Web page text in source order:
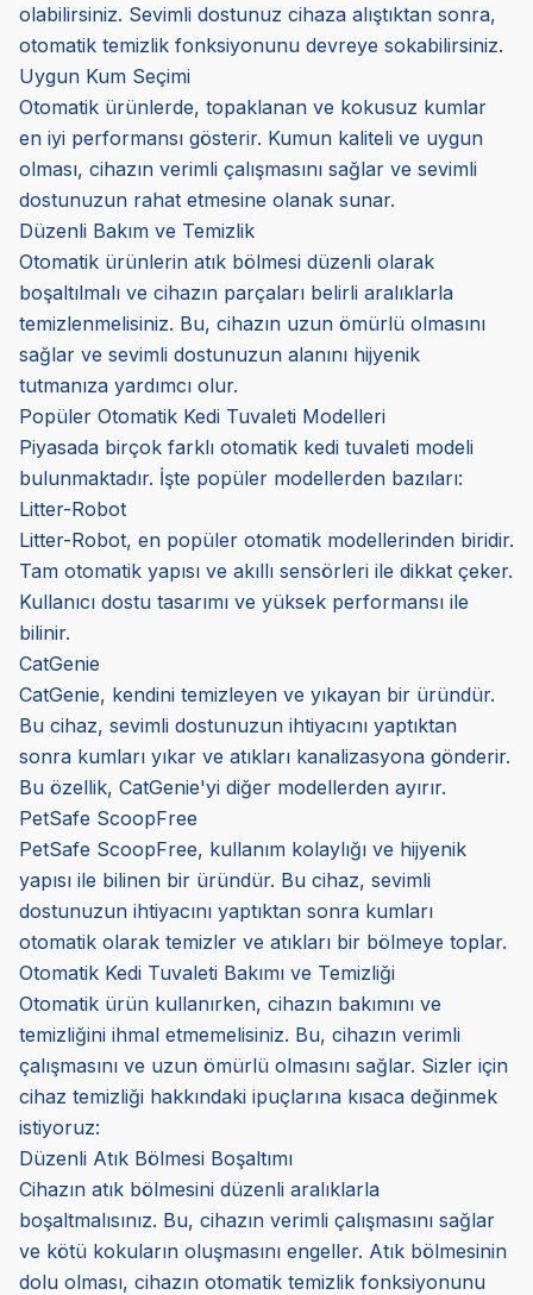
olabilirsiniz. Sevimli dostunuz cihaza alıştıktan sonra,
otomatik temizlik fonksiyonunu devreye sokabilirsiniz.
Uygun Kum Seçimi
Otomatik ürünlerde, topaklanan ve kokusuz kumlar
en iyi performansı gösterir. Kumun kaliteli ve uygun
olması, cihazın verimli çalışmasını sağlar ve sevimli
dostunuzun rahat etmesine olanak sunar.
Düzenli Bakım ve Temizlik
Otomatik ürünlerin atık bölmesi düzenli olarak
boşaltılmalı ve cihazın parçaları belirli aralıklarla
temizlenmelisiniz. Bu, cihazın uzun ömürlü olmasını
sağlar ve sevimli dostunuzun alanını hijyenik
tutmanıza yardımcı olur.
Popüler Otomatik Kedi Tuvaleti Modelleri
Piyasada birçok farklı otomatik kedi tuvaleti modeli
bulunmaktadır. İşte popüler modellerden bazıları:
Litter-Robot
Litter-Robot, en popüler otomatik modellerinden biridir.
Tam otomatik yapısı ve akıllı sensörleri ile dikkat çeker.
Kullanıcı dostu tasarımı ve yüksek performansı ile
bilinir.
CatGenie
CatGenie, kendini temizleyen ve yıkayan bir üründür.
Bu cihaz, sevimli dostunuzun ihtiyacını yaptıktan
sonra kumları yıkar ve atıkları kanalizasyona gönderir.
Bu özellik, CatGenie'yi diğer modellerden ayırır.
PetSafe ScoopFree
PetSafe ScoopFree, kullanım kolaylığı ve hijyenik
yapısı ile bilinen bir üründür. Bu cihaz, sevimli
dostunuzun ihtiyacını yaptıktan sonra kumları
otomatik olarak temizler ve atıkları bir bölmeye toplar.
Otomatik Kedi Tuvaleti Bakımı ve Temizliği
Otomatik ürün kullanırken, cihazın bakımını ve
temizliğini ihmal etmemelisiniz. Bu, cihazın verimli
çalışmasını ve uzun ömürlü olmasını sağlar. Sizler için
cihaz temizliği hakkındaki ipuçlarına kısaca değinmek
istiyoruz:
Düzenli Atık Bölmesi Boşaltımı
Cihazın atık bölmesini düzenli aralıklarla
boşaltmalısınız. Bu, cihazın verimli çalışmasını sağlar
ve kötü kokuların oluşmasını engeller. Atık bölmesinin
dolu olması, cihazın otomatik temizlik fonksiyonunu